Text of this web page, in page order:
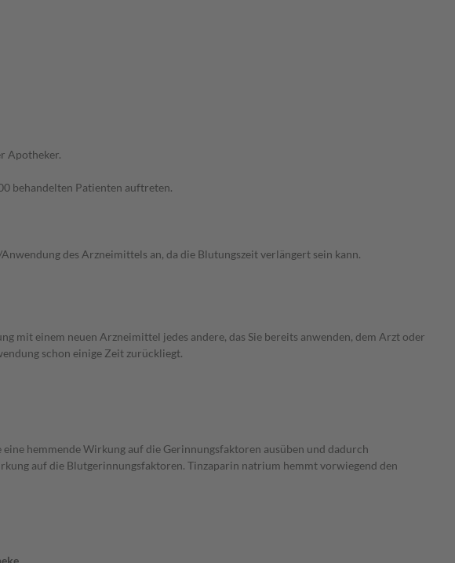
Apotheker.
behandelten Patienten auftreten.
des Arzneimittels an, da die Blutungszeit verlängert sein kann.
mit einem neuen Arzneimittel jedes andere, das Sie bereits anwenden, dem Arzt oder
schon einige Zeit zurückliegt.
hemmende Wirkung auf die Gerinnungsfaktoren ausüben und dadurch
auf die Blutgerinnungsfaktoren. Tinzaparin natrium hemmt vorwiegend den